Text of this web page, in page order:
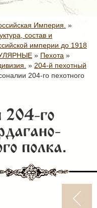
Империя. »
состав и
империи до 1918
» Пехота »
» 204-й пехотный
204-го пехотного
204-го
полка.